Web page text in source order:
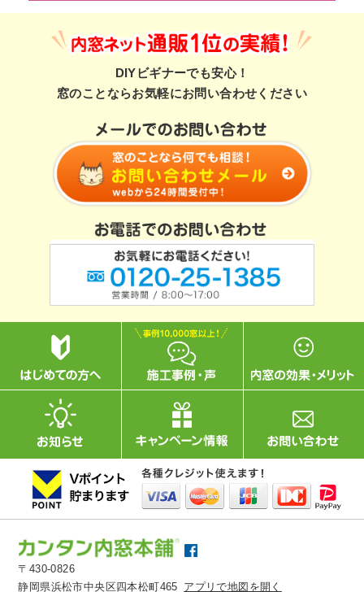
DIYビギナーでも安心！
窓のことならお気軽にお問い合わせください
〒430-0826
静岡県浜松市中央区四本松町465 アプリで地図を開く